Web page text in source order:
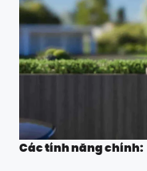
Các tính năng chính: